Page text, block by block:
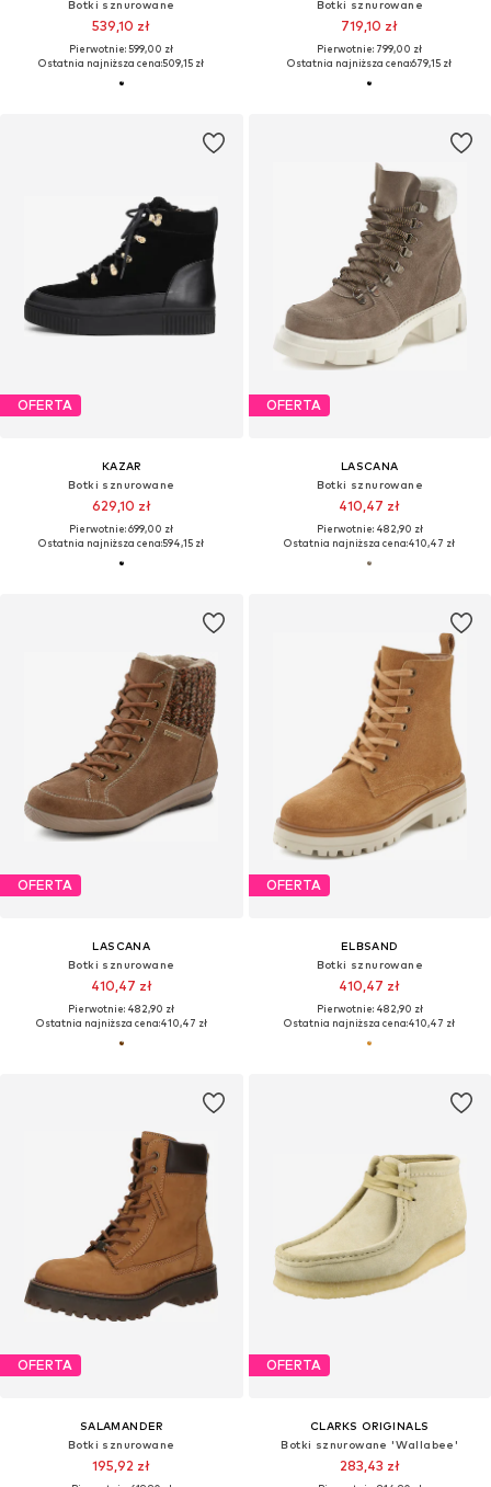
Botki sznurowane
539,10 zł
Pierwotnie: 599,00 zł
Ostatnia najniższa cena:509,15 zł
Botki sznurowane
719,10 zł
Pierwotnie: 799,00 zł
Ostatnia najniższa cena:679,15 zł
OFERTA
KAZAR
Botki sznurowane
629,10 zł
Pierwotnie: 699,00 zł
Ostatnia najniższa cena:594,15 zł
OFERTA
LASCANA
Botki sznurowane
410,47 zł
Pierwotnie: 482,90 zł
Ostatnia najniższa cena:410,47 zł
OFERTA
LASCANA
Botki sznurowane
410,47 zł
Pierwotnie: 482,90 zł
Ostatnia najniższa cena:410,47 zł
OFERTA
ELBSAND
Botki sznurowane
410,47 zł
Pierwotnie: 482,90 zł
Ostatnia najniższa cena:410,47 zł
OFERTA
SALAMANDER
Botki sznurowane
195,92 zł
OFERTA
CLARKS ORIGINALS
Botki sznurowane 'Wallabee'
283,43 zł